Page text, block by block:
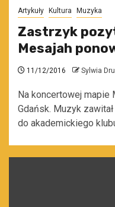
Artykuły Kultura Muzyka
Zastrzyk
Mesajah
11/12/2016 Sylwia
Na koncertowej mapie
Gdańsk. Muzyk
do akademickiego